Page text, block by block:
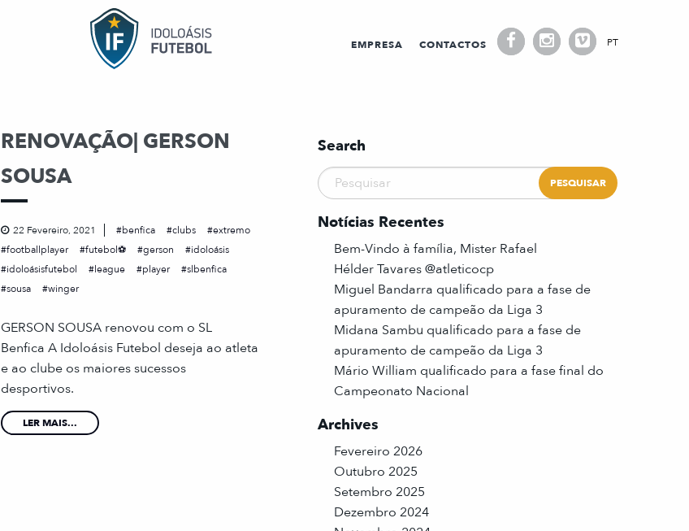
EMPRESA CONTACTOS PT
RENOVAÇÃO| GERSON
SOUSA
22 Fevereiro, 2021 benfica clubs
extremo
footballplayer
futebol⚽ gerson
idoloásis
idoloásisfutebol
league player
slbenfica
sousa
winger
GERSON SOUSA renovou com o SL
Benfica A Idoloásis Futebol deseja ao atleta
e ao clube os maiores sucessos
desportivos.
LER MAIS...
Search
Notícias Recentes
Bem-Vindo à família, Mister Rafael
Hélder Tavares @atleticocp
Miguel Bandarra qualificado para a fase de
apuramento de campeão da Liga 3
Midana Sambu qualificado para a fase de
apuramento de campeão da Liga 3
Mário William qualificado para a fase final do
Campeonato Nacional
Archives
Fevereiro 2026
Outubro 2025
Setembro 2025
Dezembro 2024